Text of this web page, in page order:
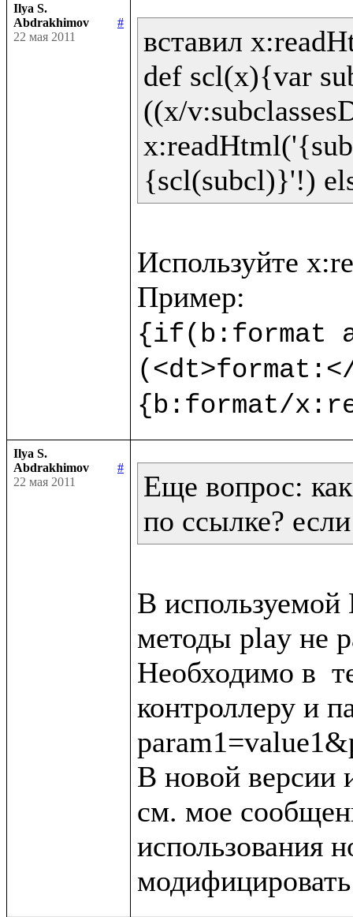
Ilya S.
Abdrakhimov
#
22 мая 2011
вставил
def scl(x){var
((x/
Используйте
{if(b:format
{b:format/
Ilya S.
Abdrakhimov
#
22 мая 2011
Еще вопрос:
по ссылке?
В
методы play не
Необходимо в
контроллеру и
В новой версии
см. мое
использования